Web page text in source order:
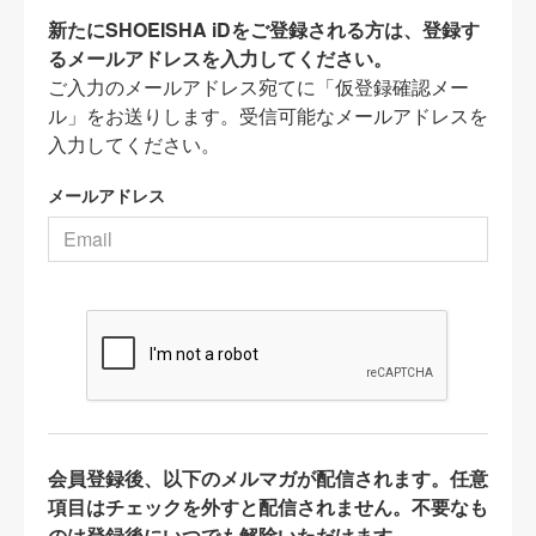
新たにSHOEISHA iDをご登録される方は、登録す
るメールアドレスを入力してください。
ご入力のメールアドレス宛てに「仮登録確認メー
ル」をお送りします。受信可能なメールアドレスを
入力してください。
メールアドレス
会員登録後、以下のメルマガが配信されます。任意
項目はチェックを外すと配信されません。不要なも